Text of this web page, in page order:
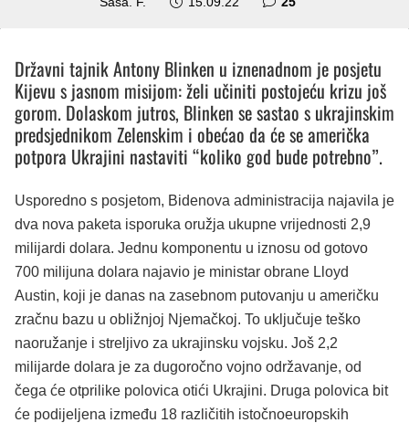
Državni tajnik Antony Blinken u iznenadnom je posjetu
Kijevu s jasnom misijom: želi učiniti postojeću krizu još
gorom. Dolaskom jutros, Blinken se sastao s ukrajinskim
predsjednikom Zelenskim i obećao da će se američka
potpora Ukrajini nastaviti “koliko god bude potrebno”.
Usporedno s posjetom, Bidenova administracija najavila je
dva nova paketa isporuka oružja ukupne vrijednosti 2,9
milijardi dolara. Jednu komponentu u iznosu od gotovo
700 milijuna dolara najavio je ministar obrane Lloyd
Austin, koji je danas na zasebnom putovanju u američku
zračnu bazu u obližnjoj Njemačkoj. To uključuje teško
naoružanje i streljivo za ukrajinsku vojsku. Još 2,2
milijarde dolara je za dugoročno vojno održavanje, od
čega će otprilike polovica otići Ukrajini. Druga polovica bit
će podijeljena između 18 različitih istočnoeuropskih